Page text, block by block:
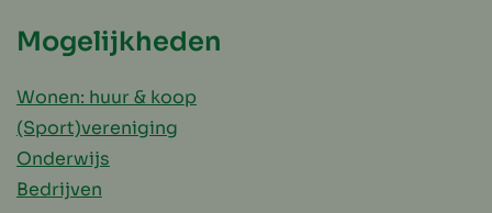
Mogelijkheden
Wonen: huur & koop
(Sport)vereniging
Onderwijs
Bedrijven